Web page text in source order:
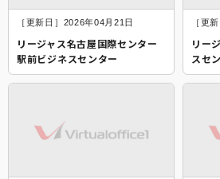
［更新日］2026年04月21日
リージャス名古屋国際センター
駅前ビジネスセンター
［更
リー
スセ